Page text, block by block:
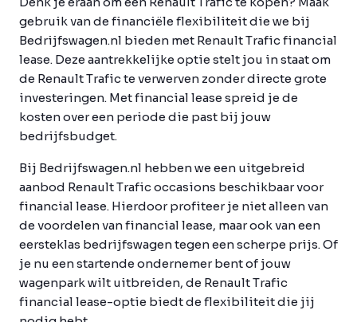
gebruik van de financiële flexibiliteit die we bij
Bedrijfswagen.nl bieden met Renault Trafic financial
lease. Deze aantrekkelijke optie stelt jou in staat om
de Renault Trafic te verwerven zonder directe grote
investeringen. Met financial lease spreid je de
kosten over een periode die past bij jouw
bedrijfsbudget.
Bij Bedrijfswagen.nl hebben we een uitgebreid
aanbod Renault Trafic occasions beschikbaar voor
financial lease. Hierdoor profiteer je niet alleen van
de voordelen van financial lease, maar ook van een
eersteklas bedrijfswagen tegen een scherpe prijs. Of
je nu een startende ondernemer bent of jouw
wagenpark wilt uitbreiden, de Renault Trafic
financial lease-optie biedt de flexibiliteit die jij